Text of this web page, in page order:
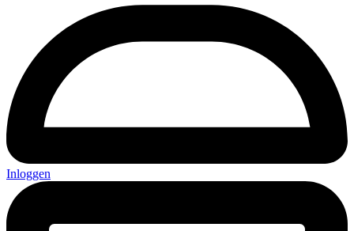
Inloggen